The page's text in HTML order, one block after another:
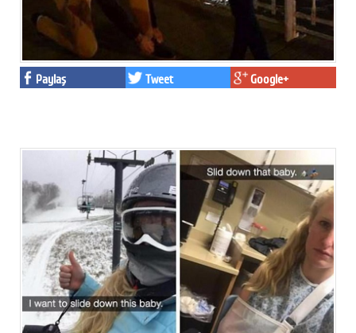
Paylaş Tweet Google+